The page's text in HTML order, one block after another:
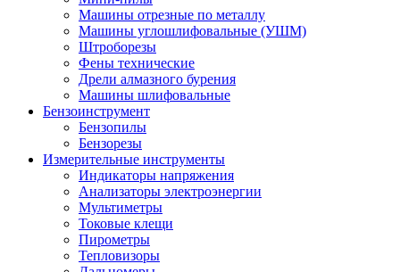
Машины отрезные по металлу
Машины углошлифовальные (УШМ)
Штроборезы
Фены технические
Дрели алмазного бурения
Машины шлифовальные
Бензоинструмент
Бензопилы
Бензорезы
Измерительные инструменты
Индикаторы напряжения
Анализаторы электроэнергии
Мультиметры
Токовые клещи
Пирометры
Тепловизоры